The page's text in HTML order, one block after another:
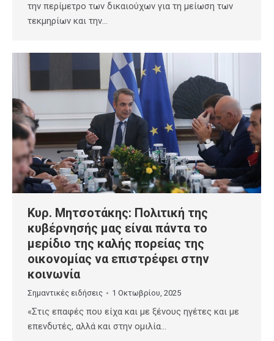
την περίμετρο των δικαιούχων για τη μείωση των
τεκμηρίων και την…
Κυρ. Μητσοτάκης: Πολιτική της
κυβέρνησής μας είναι πάντα το
μερίδιο της καλής πορείας της
οικονομίας να επιστρέφει στην
κοινωνία
Σημαντικές ειδήσεις 1 Οκτωβρίου, 2025
«Στις επαφές που είχα και με ξένους ηγέτες και με
επενδυτές, αλλά και στην ομιλία…